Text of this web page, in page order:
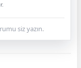
siz yazın.